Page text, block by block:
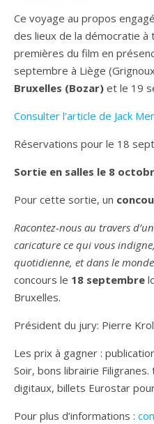
Ce voyage au propos
des lieux de la démocratie à
premières du film en
septembre à Liège
Bruxelles (Bozar) et le 19
Consulter l’article de Jack
Réservations pour le 18
Sortie en salles le 8
Pour cette sortie, un
Racontez-nous au travers
caricature ce qui vous
quotidienne, et dans le
concours le 18 septembre
Bruxelles.
Président du jury: Pierre
Les prix à gagner :
Soir, bons librairie
digitaux, billets Eurostar
Pour plus d’informations :